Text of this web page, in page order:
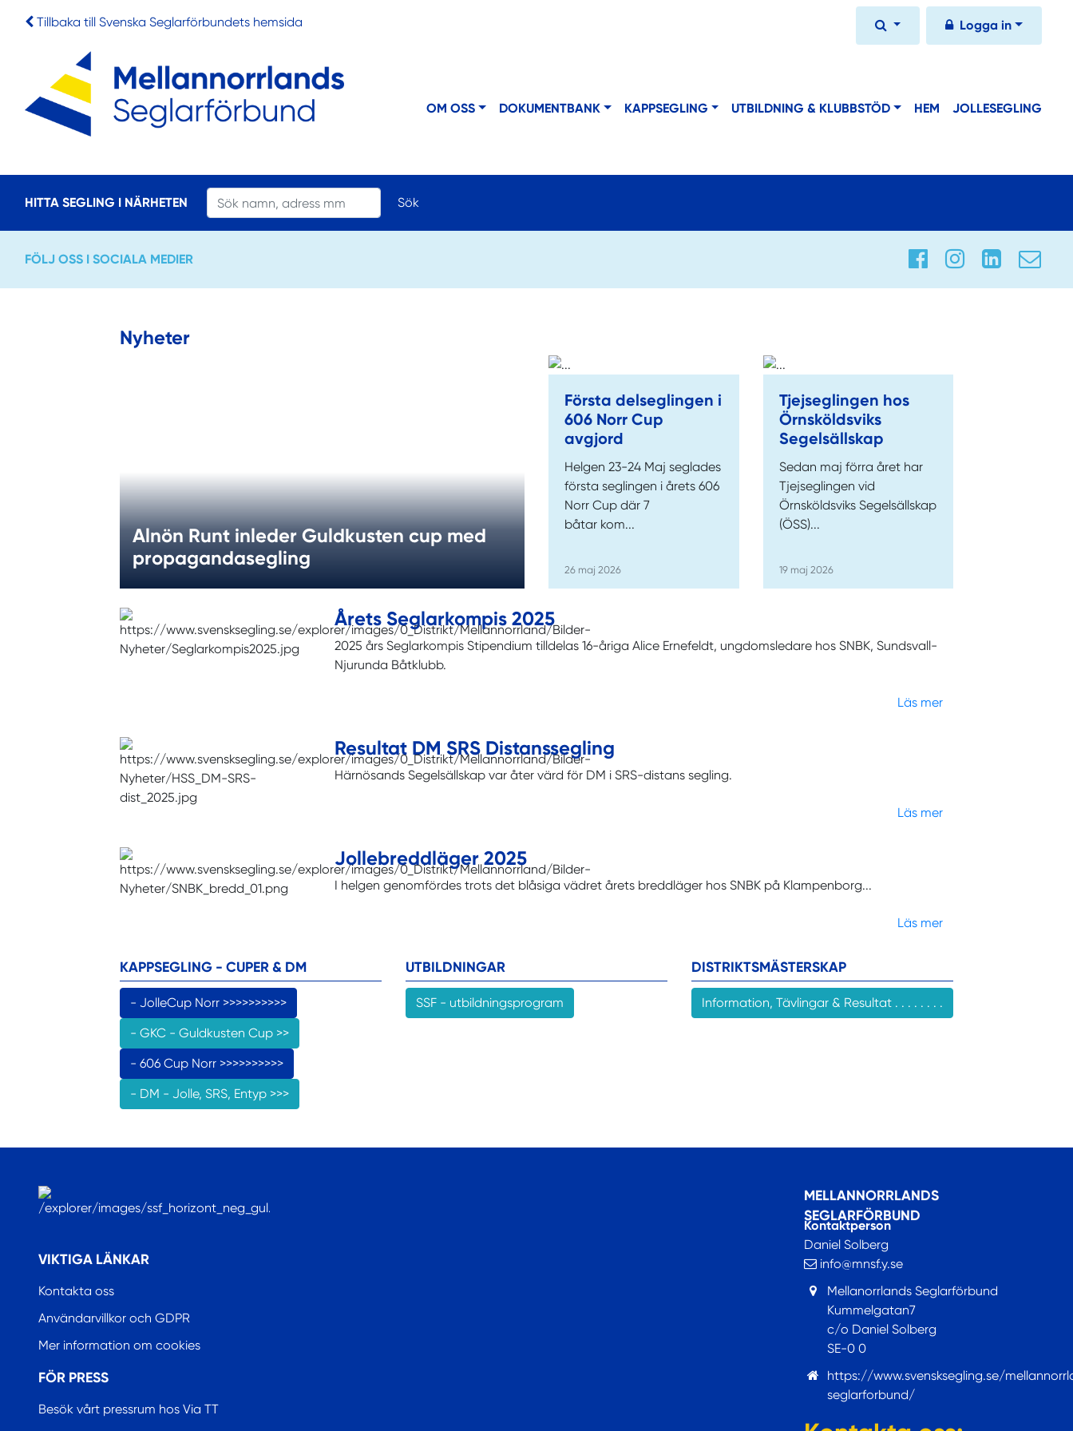
Tillbaka till Svenska Seglarförbundets hemsida Logga in
OM OSS DOKUMENTBANK KAPPSEGLING UTBILDNING & KLUBBSTÖD HEM JOLLESEGLING
HITTA SEGLING I NÄRHETEN Sök
FÖLJ OSS I SOCIALA MEDIER
Nyheter
Alnön Runt inleder Guldkusten cup med
propagandasegling
Första delseglingen i
606 Norr Cup
avgjord
Helgen 23-24 Maj seglades
första seglingen i årets 606
Norr Cup där 7
båtar kom...
26 maj 2026
Tjejseglingen hos
Örnsköldsviks
Segelsällskap
Sedan maj förra året har
Tjejseglingen vid
Örnsköldsviks Segelsällskap
(ÖSS)...
19 maj 2026
Årets Seglarkompis 2025
2025 års Seglarkompis Stipendium tilldelas 16-åriga Alice Ernefeldt, ungdomsledare hos SNBK, Sundsvall-
Njurunda Båtklubb.
Läs mer
Resultat DM SRS Distanssegling
Härnösands Segelsällskap var åter värd för DM i SRS-distans segling.
Läs mer
Jollebreddläger 2025
I helgen genomfördes trots det blåsiga vädret årets breddläger hos SNBK på Klampenborg...
Läs mer
KAPPSEGLING - CUPER & DM
- JolleCup Norr >>>>>>>>>>
- GKC - Guldkusten Cup >>
- 606 Cup Norr >>>>>>>>>>
- DM - Jolle, SRS, Entyp >>>
UTBILDNINGAR
SSF - utbildningsprogram
DISTRIKTSMÄSTERSKAP
Information, Tävlingar & Resultat . . . . . . . .
VIKTIGA LÄNKAR
Kontakta oss
Användarvillkor och GDPR
Mer information om cookies
FÖR PRESS
Besök vårt pressrum hos Via TT
MELLANNORRLANDS
SEGLARFÖRBUND
Kontaktperson
Daniel Solberg
info@mnsf.y.se
Mellanorrlands Seglarförbund
Kummelgatan7
c/o Daniel Solberg
SE-0 0
https://www.svensksegling.se/
seglarforbund/